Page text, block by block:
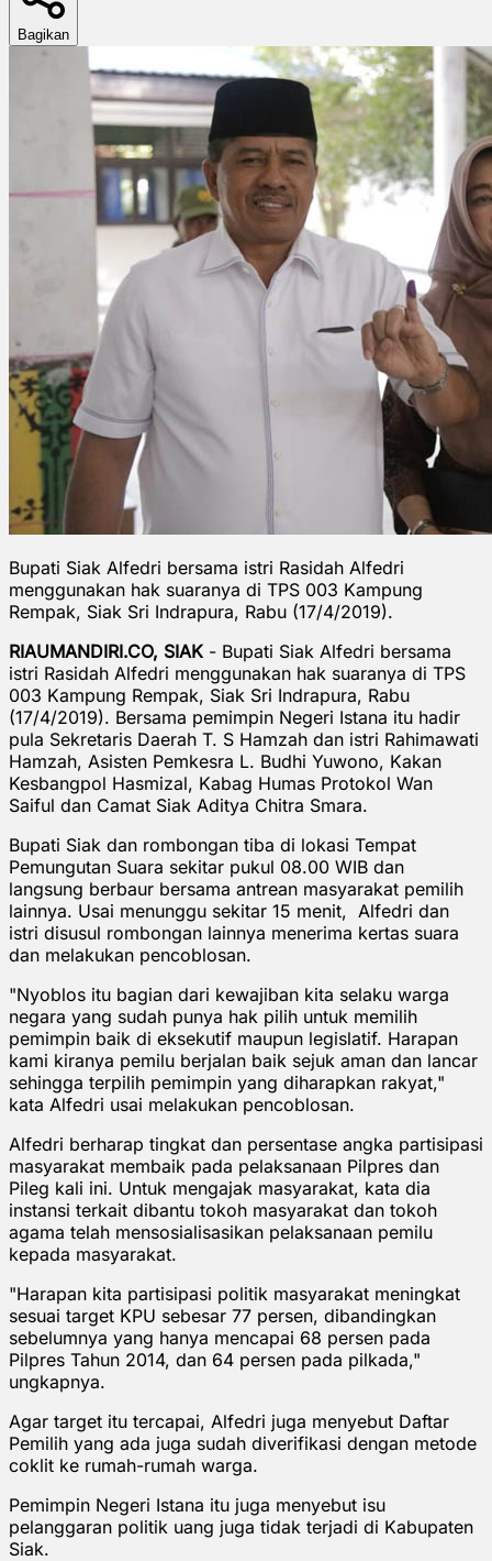
Bagikan
Bupati Siak Alfedri bersama istri Rasidah Alfedri
menggunakan hak suaranya di TPS 003 Kampung
Rempak, Siak Sri Indrapura, Rabu (17/4/2019).
RIAUMANDIRI.CO, SIAK - Bupati Siak Alfedri bersama
istri Rasidah Alfedri menggunakan hak suaranya di TPS
003 Kampung Rempak, Siak Sri Indrapura, Rabu
(17/4/2019). Bersama pemimpin Negeri Istana itu hadir
pula Sekretaris Daerah T. S Hamzah dan istri Rahimawati
Hamzah, Asisten Pemkesra L. Budhi Yuwono, Kakan
Kesbangpol Hasmizal, Kabag Humas Protokol Wan
Saiful dan Camat Siak Aditya Chitra Smara.
Bupati Siak dan rombongan tiba di lokasi Tempat
Pemungutan Suara sekitar pukul 08.00 WIB dan
langsung berbaur bersama antrean masyarakat pemilih
lainnya. Usai menunggu sekitar 15 menit, Alfedri dan
istri disusul rombongan lainnya menerima kertas suara
dan melakukan pencoblosan.
"Nyoblos itu bagian dari kewajiban kita selaku warga
negara yang sudah punya hak pilih untuk memilih
pemimpin baik di eksekutif maupun legislatif. Harapan
kami kiranya pemilu berjalan baik sejuk aman dan lancar
sehingga terpilih pemimpin yang diharapkan rakyat,"
kata Alfedri usai melakukan pencoblosan.
Alfedri berharap tingkat dan persentase angka partisipasi
masyarakat membaik pada pelaksanaan Pilpres dan
Pileg kali ini. Untuk mengajak masyarakat, kata dia
instansi terkait dibantu tokoh masyarakat dan tokoh
agama telah mensosialisasikan pelaksanaan pemilu
kepada masyarakat.
"Harapan kita partisipasi politik masyarakat meningkat
sesuai target KPU sebesar 77 persen, dibandingkan
sebelumnya yang hanya mencapai 68 persen pada
Pilpres Tahun 2014, dan 64 persen pada pilkada,"
ungkapnya.
Agar target itu tercapai, Alfedri juga menyebut Daftar
Pemilih yang ada juga sudah diverifikasi dengan metode
coklit ke rumah-rumah warga.
Pemimpin Negeri Istana itu juga menyebut isu
pelanggaran politik uang juga tidak terjadi di Kabupaten
Siak.